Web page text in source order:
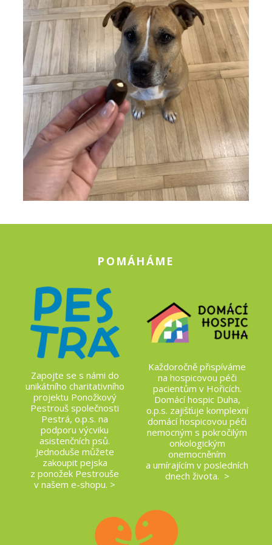
POMÁHÁME
Zapojte se s námi do
unikátního charitativního
projektu Ponožkový
Pestrouš společnosti
Pestrá, o.p.s. na
podporu výcviku
asistenčních psů.
Jednoduše můžete
zakoupit pejska
z ponožek Pestrouše
v našem e-shopu. >
Každoročně přispíváme
na hospicovou péči
pacientům v Hořicích.
Domácí hospic Duha,
o.p.s. zajišťuje komplexní
domácí hospicovou péči
nemocným s pokročilým
onkologickým
onemocněním
a umírajícím v posledních
dnech života. >